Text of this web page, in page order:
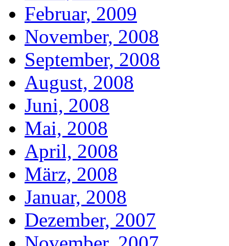
Februar, 2009
November, 2008
September, 2008
August, 2008
Juni, 2008
Mai, 2008
April, 2008
März, 2008
Januar, 2008
Dezember, 2007